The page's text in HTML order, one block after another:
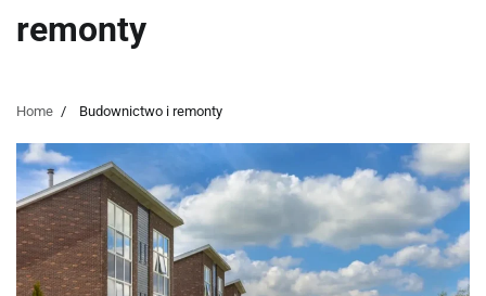
remonty
Home Budownictwo i remonty